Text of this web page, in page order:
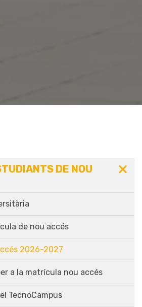
DE NOU
de nou accés
2026-2027
a la matrícula nou accés
TecnoCampus